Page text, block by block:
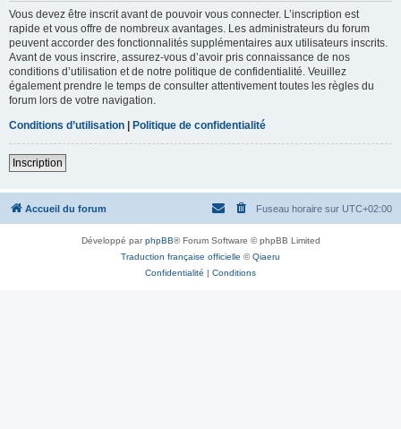
Vous devez être inscrit avant de pouvoir vous connecter. L’inscription est
rapide et vous offre de nombreux avantages. Les administrateurs du forum
peuvent accorder des fonctionnalités supplémentaires aux utilisateurs inscrits.
Avant de vous inscrire, assurez-vous d’avoir pris connaissance de nos
conditions d’utilisation et de notre politique de confidentialité. Veuillez
également prendre le temps de consulter attentivement toutes les règles du
forum lors de votre navigation.
Conditions d’utilisation | Politique de confidentialité
Inscription
Accueil du forum Fuseau horaire sur UTC+02:00
Développé parphpBB® Forum Software © phpBB Limited
Traduction française officielle ©Qiaeru
Confidentialité | Conditions